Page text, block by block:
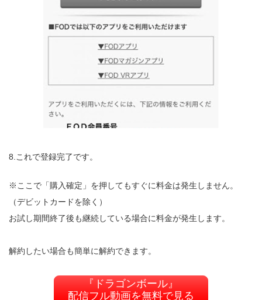
8.これで登録完了です。
※ここで「購入確定」を押してもすぐに料金は発生しません。
（デビットカードを除く）
お試し期間終了後も継続している場合に料金が発生します。
解約したい場合も簡単に解約できます。
『ドラゴンボール』
配信フル動画を無料で見る